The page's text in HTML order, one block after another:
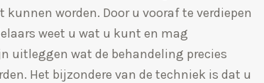
worden. Door u vooraf te verdiepen
weet u wat u kunt en mag
uitleggen wat de behandeling precies
Het bijzondere van de techniek is dat u